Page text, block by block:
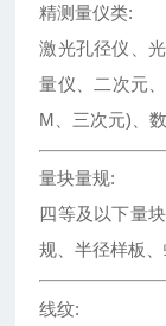
精测量仪类:
激光孔径仪、
量仪、二次元
M、三次元)、
量块量规:
四等及以下量
规、半径样板、
线纹: